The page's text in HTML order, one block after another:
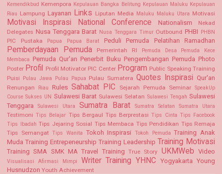
Kemendikbud Kemenpora Kepulauan Bangka Belitung Kepulauan Maluku Kepulauan
Riau Lampung Layanan Links Liputan Media Maluku Maluku Utara Motivasi
Motivasi Inspirasi National Conference Nationalism
Nekad
Delegates Nusa Tenggara Barat Nusa Tenggara Timur Outbound PHBI PHBN
PIC Pustaka Papua Papua Barat Peduli Pemuda Pelatihan Ramadhan
Pemberdayaan Pemuda Pemerintah RI Pemuda Desa
Pemuda Kece
Membaca
Pemuda Qur'an Penerbit Buku Pengembangan Pemuda Photo
Poster Profil Profil Motivator PIC Center Program Public Speaking Training
Puisi
Pulau Jawa Pulau Papua Pulau Sumatera Quotes Inspirasi Qur'an
Renungan Riau Rules Sahabat PIC Sejarah Pemuda Seminar SpeakUp
Course Sukses UN Sulawesi Barat Sulawesi Selatan Sulawesi Tengah Sulawesi
Tenggara
Sulawesi Utara Sumatra Barat Sumatra Selatan Sumatra Utara
Testimoni Tips Belajar Tips Bergaul Tips Berprestasi Tips Cinta Tips Facebook
Tips Ibadah Tips Jejaring Sosial Tips Membaca Tips Pendidikan Tips Remaja
Tips Semangat Tips Wanita Tokoh Inspirasi Tokoh Pemuda Training Anak
Muda Training Entrepeneurship Training Leadership Training Motivasi
Training SMA SMK MA Travel Training True Story UKMWeb Video
Visualisasi Afirmasi Mimpi Writer Training YHNC Yogyakarta
Young
Husnudzon Youth Achievement